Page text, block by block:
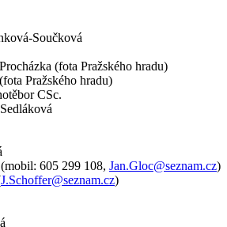
Součková
(fota Pražského hradu)
Pražského hradu)
CSc.
(mobil: 605 299 108, Jan.Gloc@seznam.cz)
J.Schoffer@seznam.cz)